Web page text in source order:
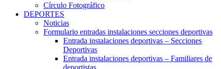
Círculo Fotográfico
DEPORTES
Noticias
Formulario entradas instalaciones secciones deportivas
Entrada instalaciones deportivas – Secciones
Deportivas
Entrada instalaciones deportivas – Familiares de
deportistas